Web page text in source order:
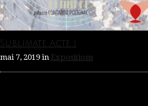
Sublimate Acte I
mai 7, 2019 in Expositions